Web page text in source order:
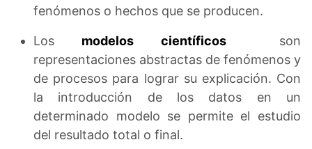
fenómenos o hechos que se producen.
Los modelos científicos son
representaciones abstractas de fenómenos y
de procesos para lograr su explicación. Con
la introducción de los datos en un
determinado modelo se permite el estudio
del resultado total o final.